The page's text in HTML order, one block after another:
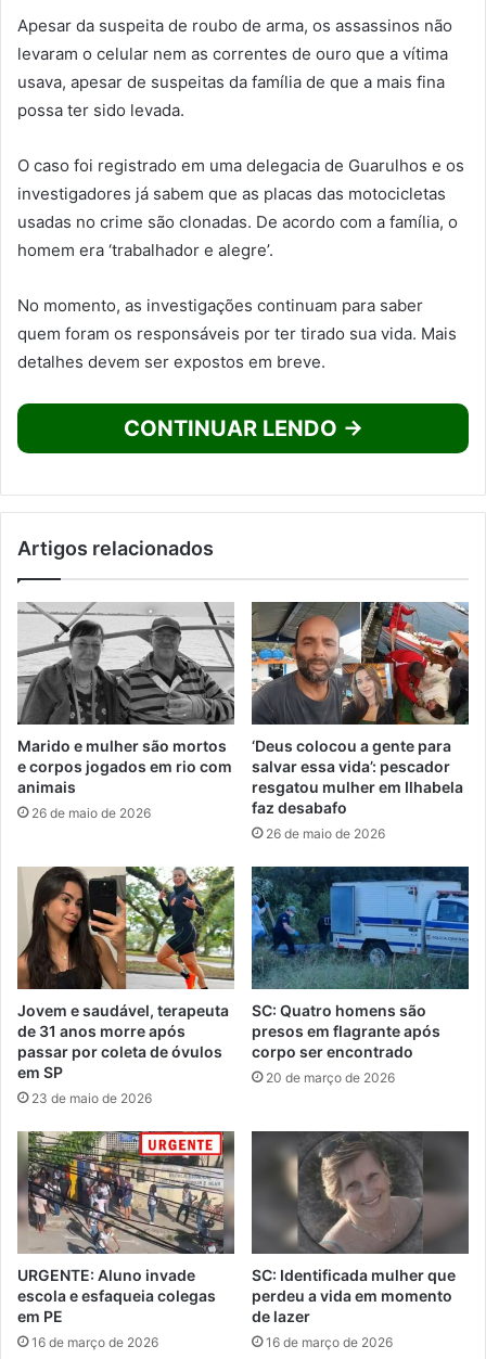
Apesar da suspeita de roubo de arma, os assassinos não
levaram o celular nem as correntes de ouro que a vítima
usava, apesar de suspeitas da família de que a mais fina
possa ter sido levada.
O caso foi registrado em uma delegacia de Guarulhos e os
investigadores já sabem que as placas das motocicletas
usadas no crime são clonadas. De acordo com a família, o
homem era ‘trabalhador e alegre’.
No momento, as investigações continuam para saber
quem foram os responsáveis por ter tirado sua vida. Mais
detalhes devem ser expostos em breve.
CONTINUAR LENDO →
Artigos relacionados
Marido e mulher são mortos
e corpos jogados em rio com
animais
26 de maio de 2026
‘Deus colocou a gente para
salvar essa vida’: pescador
resgatou mulher em Ilhabela
faz desabafo
26 de maio de 2026
Jovem e saudável, terapeuta
de 31 anos morre após
passar por coleta de óvulos
em SP
23 de maio de 2026
SC: Quatro homens são
presos em flagrante após
corpo ser encontrado
20 de março de 2026
URGENTE: Aluno invade
escola e esfaqueia colegas
em PE
16 de março de 2026
SC: Identificada mulher que
perdeu a vida em momento
de lazer
16 de março de 2026